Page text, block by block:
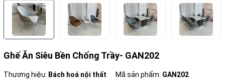
Ghế Ăn Siêu Bền Chống Trầy- GAN202
Thương hiệu: Bách hoá nội thất Mã sản phẩm: GAN202